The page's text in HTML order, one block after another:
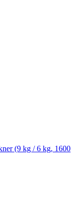
(9 kg / 6 kg, 1600